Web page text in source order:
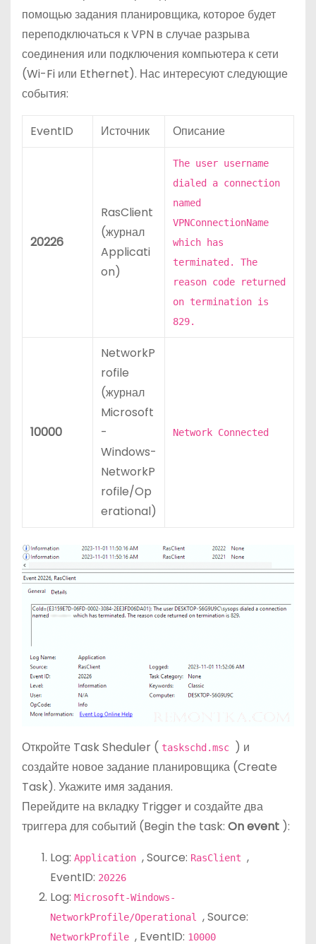
помощью задания планировщика, которое будет
переподключаться к VPN в случае разрыва
соединения или подключения компьютера к сети
(Wi-Fi или Ethernet). Нас интересуют следующие
события:
EventID Источник Описание
20226
RasClient
(журнал
Applicati
on)
The user username
dialed a connection
named
VPNConnectionName
which has
terminated. The
reason code returned
on termination is
829.
10000
NetworkP
rofile
(журнал
Microsoft
-
Windows-
NetworkP
rofile/Op
erational)
Network Connected
Откройте Task Sheduler ( taskschd.msc
) и
создайте новое задание планировщика (Create
Task). Укажите имя задания.
Перейдите на вкладку Trigger и создайте два
триггера для событий (Begin the task: On event ):
Log: Application , Source: RasClient ,
EventID: 20226
Log: Microsoft-Windows-
NetworkProfile/Operational , Source:
NetworkProfile , EventID: 10000